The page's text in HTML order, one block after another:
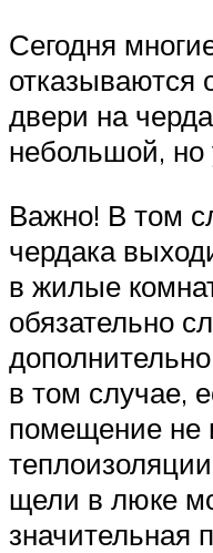
Сегодня
отказываются
двери на
небольшой,
Важно! В том
чердака
в жилые
обязательно
в том случае,
помещение не
щели в люке
значительная